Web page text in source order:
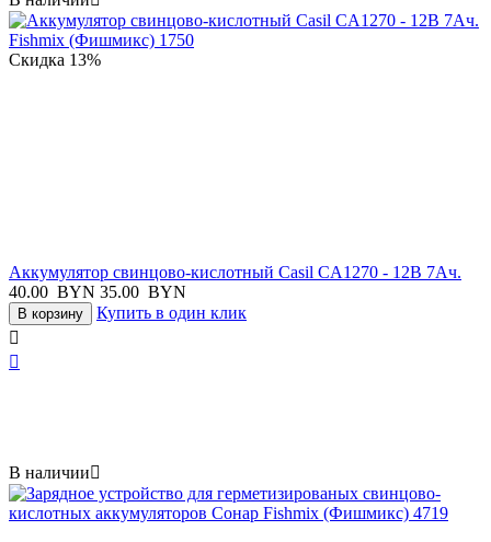
Скидка 13%
Аккумулятор свинцово-кислотный Casil CA1270 - 12В 7Ач.
40.00 BYN 35.00 BYN
В корзину
Купить в один клик


В наличии